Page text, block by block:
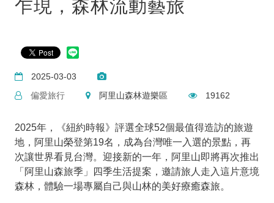
乍現，森林流動藝旅
2025-03-03
偏愛旅行
阿里山森林遊樂區 19162
2025年，《紐約時報》評選全球52個最值得造訪的旅遊
地，阿里山榮登第19名，成為台灣唯一入選的景點，再
次讓世界看見台灣。迎接新的一年，阿里山即將再次推出
「阿里山森旅季」四季生活提案，邀請旅人走入這片意境
森林，體驗一場專屬自己與山林的美好療癒森旅。